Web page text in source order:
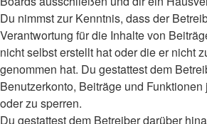
Du nimmst zur Kenntnis, dass der
Verantwortung für die Inhalte von
nicht selbst erstellt hat oder die er nicht
genommen hat. Du gestattest dem
Benutzerkonto, Beiträge und
oder zu sperren.
Du gestattest dem Betreiber darüber